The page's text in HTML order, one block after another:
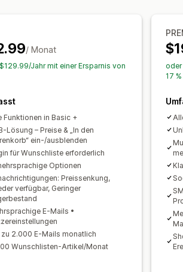
Branding
Benutzerdefinierte
Symbole
Mehrere Sprachen
E-
Leistungsberichte
Verkaufsprognose
/ Monat
Jahr mit einer Ersparnis von
Funktionen in Basic +
Lösung – Preise & „In den
ein-/ausblenden
für Wunschliste erforderlich
Optionen
Preissenkung,
verfügbar, Geringer
E-Mails •
zu 2.000 E-Mails monatlich
Wunschlisten-Artikel/Monat
oder
17 %